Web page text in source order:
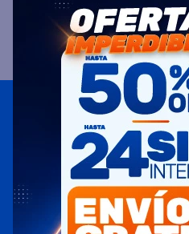
Suscribite a
OBTENÉ 5% DE
¡Con tu suscripción
promociones y ofertas